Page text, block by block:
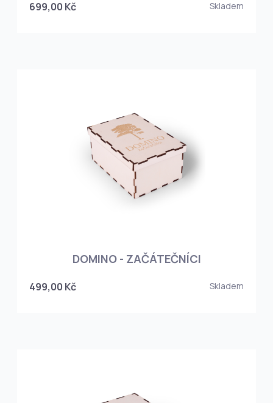
699,00 Kč Skladem
DOMINO - ZAČÁTEČNÍCI
499,00 Kč Skladem